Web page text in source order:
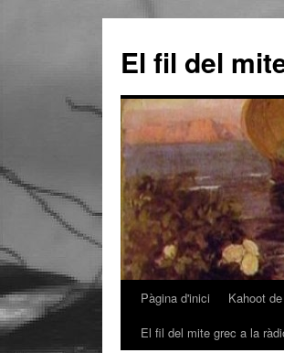
El fil del
VésPàgina d'inici Kahoot
El fil del mite grec a la